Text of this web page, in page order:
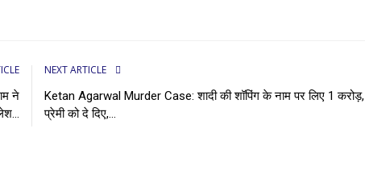
ने
NEXT ARTICLE
Ketan Agarwal Murder Case: शादी की शॉपिंग के नाम पर लिए ₹1 करोड़,
प्रेमी को दे दिए,...